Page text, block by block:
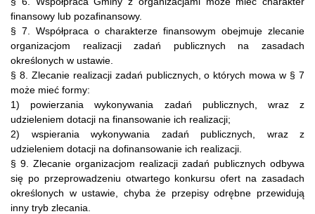
finansowy lub pozafinansowy.
§ 7. Współpraca o charakterze finansowym obejmuje zlecanie
organizacjom realizacji zadań publicznych na zasadach
określonych w ustawie.
§ 8. Zlecanie realizacji zadań publicznych, o których mowa w § 7
może mieć formy:
1) powierzania wykonywania zadań publicznych, wraz z
udzieleniem dotacji na finansowanie ich realizacji;
2) wspierania wykonywania zadań publicznych, wraz z
udzieleniem dotacji na dofinansowanie ich realizacji.
§ 9. Zlecanie organizacjom realizacji zadań publicznych odbywa
się po przeprowadzeniu otwartego konkursu ofert na zasadach
określonych w ustawie, chyba że przepisy odrębne przewidują
inny tryb zlecania.